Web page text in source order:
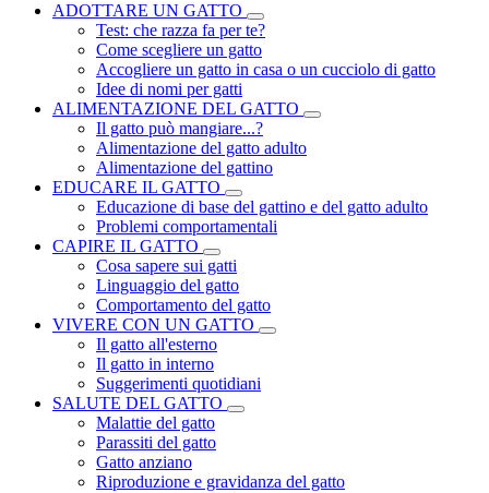
ADOTTARE UN GATTO
Test: che razza fa per te?
Come scegliere un gatto
Accogliere un gatto in casa o un cucciolo di gatto
Idee di nomi per gatti
ALIMENTAZIONE DEL GATTO
Il gatto può mangiare...?
Alimentazione del gatto adulto
Alimentazione del gattino
EDUCARE IL GATTO
Educazione di base del gattino e del gatto adulto
Problemi comportamentali
CAPIRE IL GATTO
Cosa sapere sui gatti
Linguaggio del gatto
Comportamento del gatto
VIVERE CON UN GATTO
Il gatto all'esterno
Il gatto in interno
Suggerimenti quotidiani
SALUTE DEL GATTO
Malattie del gatto
Parassiti del gatto
Gatto anziano
Riproduzione e gravidanza del gatto